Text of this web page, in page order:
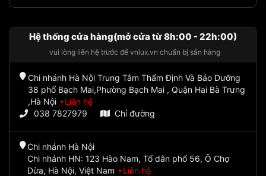
Hệ thống cửa hàng(mở cửa từ 8h:00 - 22h:00)
vui lòng liên hệ trước để vnlux.vn chuẩn bị sẵn hàng
Chi nhánh Hà Nội Trung Tâm Thẩm Định Và Bảo Dưỡng
38 phố Bạch Mai,Phường Bạch Mai , Quận Hai Bà Trưng
,Hà Nội
Liên hệ
038 7827979
Chỉ đường
Chi nhánh Hà Nội
Chi nhánh HN: 123 Hào Nam, Tổ dân phố 56, Ô Chợ
Dừa, Hà Nội, Việt Nam
Liên hệ